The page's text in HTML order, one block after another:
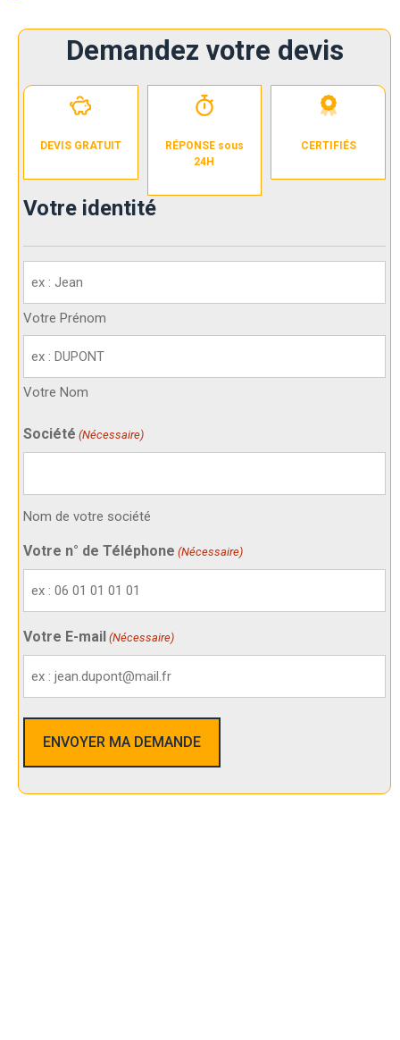
Demandez votre devis
DEVIS GRATUIT
RÉPONSE sous
24H
CERTIFIÉS
Votre identité
identité
(Nécessaire)
Votre Prénom
Votre Nom
Société (Nécessaire)
Nom de votre société
Votre n° de Téléphone (Nécessaire)
Votre E-mail (Nécessaire)